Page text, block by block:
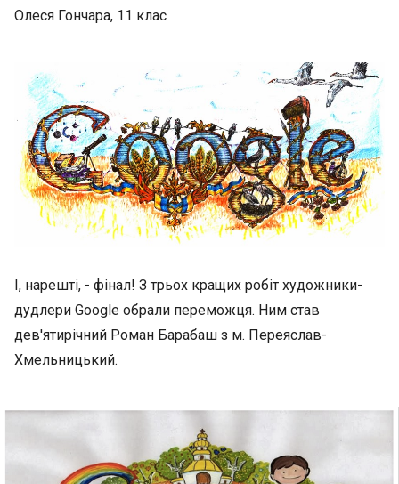
Олеся Гончара, 11 клас
І, нарешті, - фінал! З трьох кращих робіт художники-
дудлери Goоgle обрали переможця. Ним став
дев'ятирічний Роман Барабаш з м. Переяслав-
Хмельницький.